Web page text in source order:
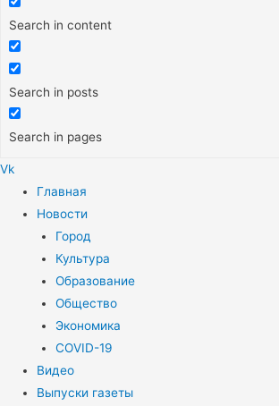
Search in content
Search in posts
Search in pages
Vk
Меню
Главная
Новости
Город
Культура
Образование
Общество
Экономика
COVID-19
Видео
Выпуски газеты